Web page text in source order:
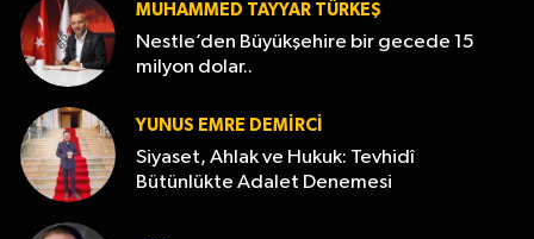
MUHAMMED TAYYAR TÜRKEŞ
Nestle’den Büyükşehire bir gecede 15
milyon dolar..
YUNUS EMRE DEMIRCI
Siyaset, Ahlak ve Hukuk: Tevhidî
Bütünlükte Adalet Denemesi